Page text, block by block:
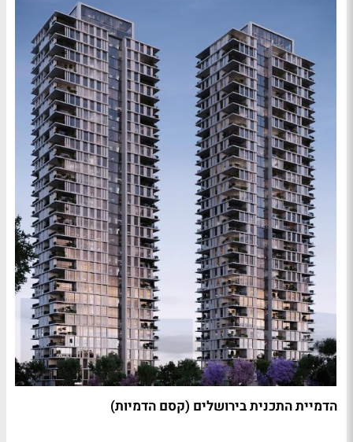
הדמיית התכנית בירושלים (קסם הדמיות)